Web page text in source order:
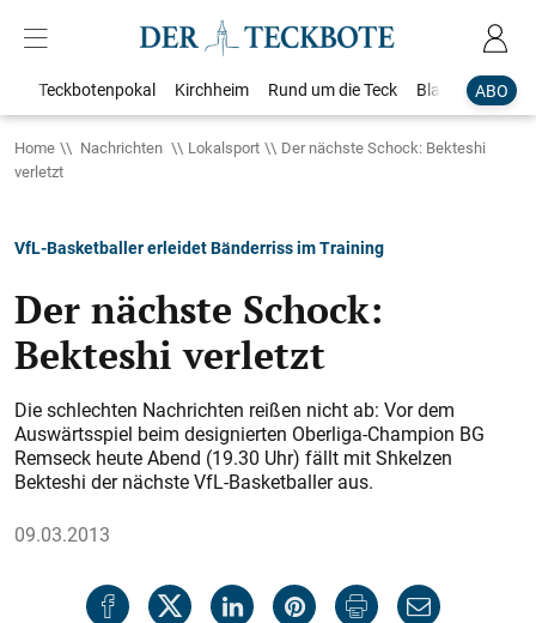
ABO
Teckbotenpokal Kirchheim Rund um die Teck Blaulicht
Home Nachrichten Lokalsport
Der nächste Schock: Bekteshi
verletzt
VfL-Basketballer erleidet Bänderriss im Training
Der nächste Schock:
Bekteshi verletzt
Die schlechten Nachrichten reißen nicht ab: Vor dem
Auswärtsspiel beim designierten Oberliga-Champion BG
Rems­eck heute Abend (19.30 Uhr) fällt mit Shkelzen
Bekteshi der nächste VfL-Basketballer aus.
09.03.2013